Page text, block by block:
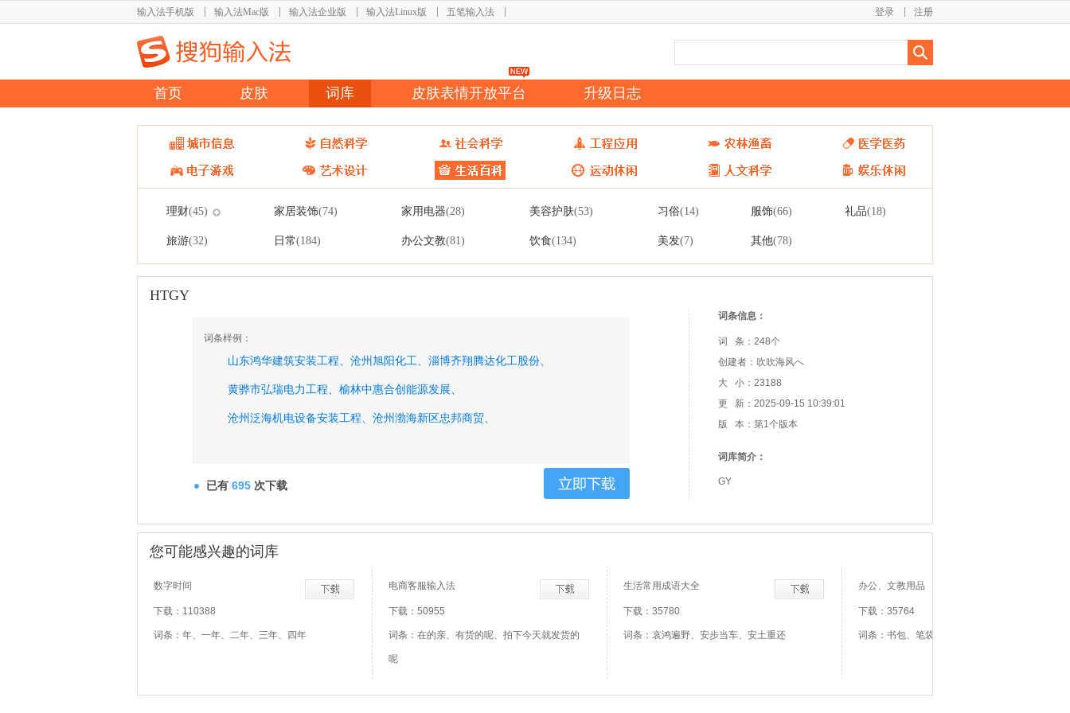
输入法手机版 输入法Mac版 输入法企业版 输入法Linux版 五笔输入法 注册
登录
首页 皮肤 词库 皮肤表情开放平台 升级日志
理财(45) 家居装饰(74) 家用电器(28) 美容护肤(53) 习俗(14) 服饰(66) 礼品(18)
旅游(32) 日常(184) 办公文教(81) 饮食(134) 美发(7) 其他(78)
HTGY
词条样例：
山东鸿华建筑安装工程、 沧州旭阳化工、 淄博齐翔腾达化工股份、
黄骅市弘瑞电力工程、 榆林中惠合创能源发展、
沧州泛海机电设备安装工程、 沧州渤海新区忠邦商贸、
连云港天邦科技开发、江西省萍乡市科隆石化设备填料、
河北海浩高压法兰管件集团、
已有 695 次下载
词条信息：
词 条：248个
创建者：吹吹海风へ
大 小：23188
更 新：2025-09-15 10:39:01
版 本：第1个版本
词库简介：
GY
您可能感兴趣的词库
数字时间
下载：110388
词条：年、一年、二年、三年、四年
电商客服输入法
下载：50955
词条：在的亲、有货的呢、拍下今天就发货的
呢
生活常用成语大全
下载：35780
词条：哀鸿遍野、安步当车、安土重还
办公、文教用品
下载：35764
词条：书包、笔袋、笔架、墨砚、墨水